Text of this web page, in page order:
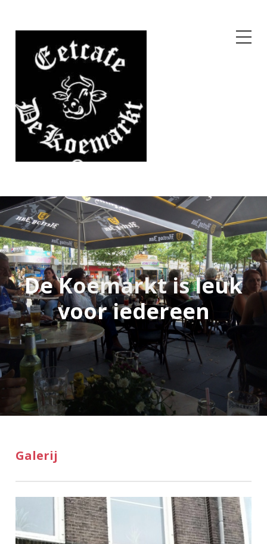
De Koemarkt is leuk
voor iedereen
Galerij